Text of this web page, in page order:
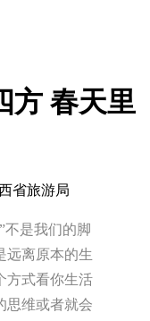
方 春天里
省旅游局
不是我们的脚
远离原本的生
方式看你生活
思维或者就会